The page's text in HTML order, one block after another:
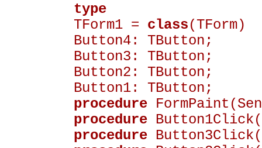
type
TForm1 = class(TForm)
Button4: TButton;
Button3: TButton;
Button2: TButton;
Button1: TButton;
procedure
procedure
procedure